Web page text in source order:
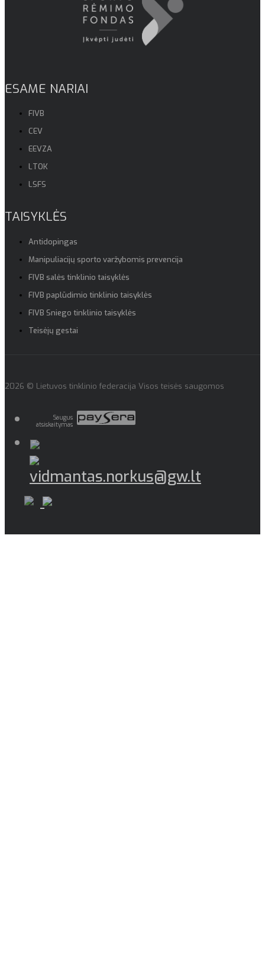
ESAME NARIAI
FIVB
CEV
EEVZA
LTOK
LSFS
TAISYKLĖS
Antidopingas
Manipuliacijų sporto varžybomis prevencija
FIVB salės tinklinio taisyklės
FIVB paplūdimio tinklinio taisyklės
FIVB Sniego tinklinio taisyklės
Teisėjų gestai
2026 © Lietuvos tinklinio federacija Visos teisės saugomos
Saugus
atsiskaitymas